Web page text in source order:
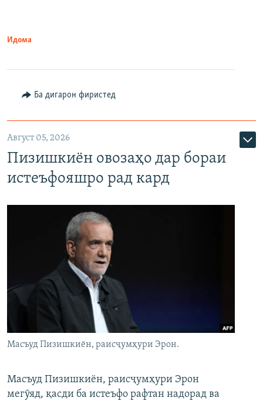
Идома
Ба дигарон фиристед
Август 05, 2026
Пизишкиён овозаҳо дар бораи
истеъфояшро рад кард
Масъуд Пизишкиён, раисҷумҳури Эрон.
Масъуд Пизишкиён, раисҷумҳури Эрон
мегӯяд, қасди ба истеъфо рафтан надорад ва